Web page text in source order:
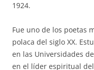
1924.
Fue uno de los poetas
polaca del siglo XX.
en las Universidades
en el líder espiritual